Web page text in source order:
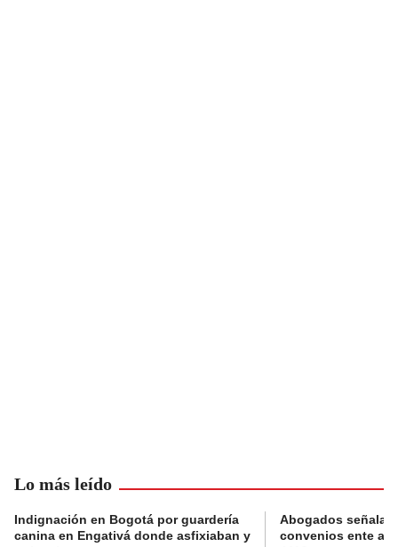
Lo más leído
Indignación en Bogotá por guardería
canina en Engativá donde asfixiaban y
Abogados
convenios ente